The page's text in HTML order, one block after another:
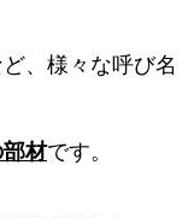
ど、様々な呼び名
材です。